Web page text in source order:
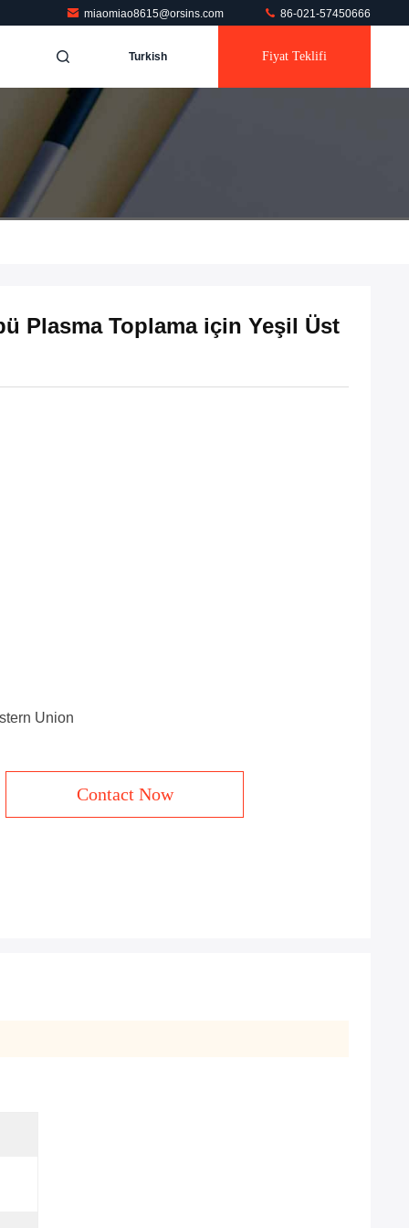
miaomiao8615@orsins.com 86-021-57450666
Turkish Fiyat Teklifi
Plasma Toplama için Yeşil Üst
Union
Contact Now